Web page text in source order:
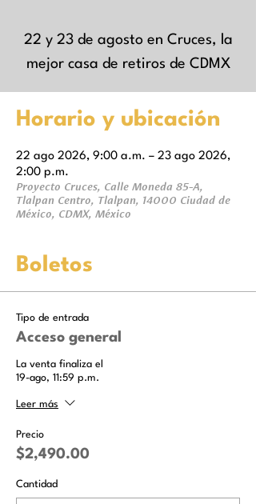
22 y 23 de agosto en Cruces, la
mejor casa de retiros de CDMX
Horario y ubicación
22 ago 2026, 9:00 a.m. – 23 ago 2026,
2:00 p.m.
Proyecto Cruces, Calle Moneda 85-A,
Tlalpan Centro, Tlalpan, 14000 Ciudad de
México, CDMX, México
Boletos
Tipo de entrada
Acceso general
La venta finaliza el
19-ago, 11:59 p.m.
Leer más
Precio
$2,490.00
Cantidad